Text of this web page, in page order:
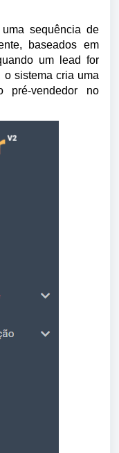
sequência de
baseados em
um lead for
o sistema cria uma
pré-vendedor no